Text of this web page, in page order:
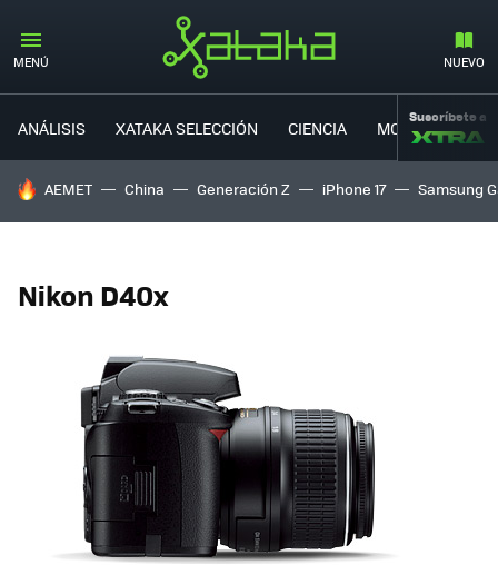
MENÚ NUEVO
ANÁLISIS XATAKA SELECCIÓN CIENCIA MOVILIDAD
Suscríbete a
HOY SE HABLA DE
AEMET China Generación Z iPhone 17 Samsung
Nikon D40x